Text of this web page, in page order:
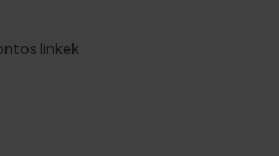
linkek